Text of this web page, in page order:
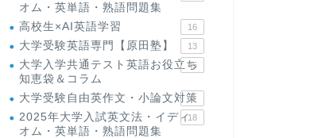
オム・英単語・熟語問題集
高校生×AI英語学習 16
大学受験英語専門【原田塾】 13
大学入学共通テスト英語お役立ち
知恵袋＆コラム
45
大学受験自由英作文・小論文対策
8
2025年大学入試英文法・イディ
オム・英単語・熟語問題集
18